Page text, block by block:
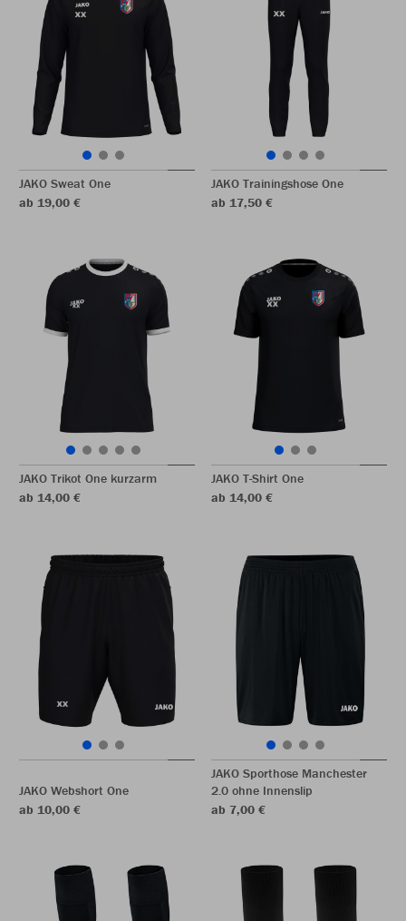
JAKO Sweat One
ab 19,00 €
JAKO Trainingshose One
ab 17,50 €
JAKO Trikot One kurzarm
ab 14,00 €
JAKO T-Shirt One
ab 14,00 €
JAKO Webshort One
ab 10,00 €
JAKO Sporthose Manchester
2.0 ohne Innenslip
ab 7,00 €